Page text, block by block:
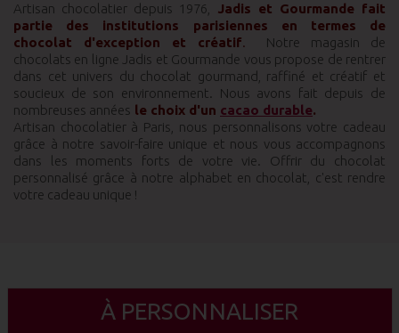
Artisan chocolatier depuis 1976, Jadis et Gourmande fait
partie des institutions parisiennes en termes de
chocolat d'exception et créatif.
Notre magasin de
chocolats en ligne Jadis et Gourmande vous propose de rentrer
dans cet univers du chocolat gourmand, raffiné et créatif et
soucieux de son environnement. Nous avons fait depuis de
nombreuses années le choix d'un cacao durable.
Artisan chocolatier à Paris, nous personnalisons votre cadeau
grâce à notre savoir-faire unique et nous vous accompagnons
dans les moments forts de votre vie. Offrir du chocolat
personnalisé grâce à notre alphabet en chocolat, c'est rendre
votre cadeau unique !
À PERSONNALISER